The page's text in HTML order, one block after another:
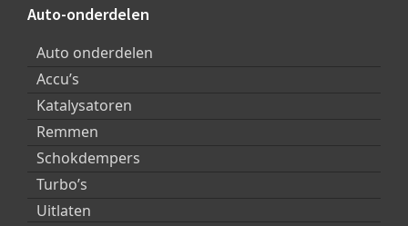
Auto-onderdelen
Auto onderdelen
Accu’s
Katalysatoren
Remmen
Schokdempers
Turbo’s
Uitlaten